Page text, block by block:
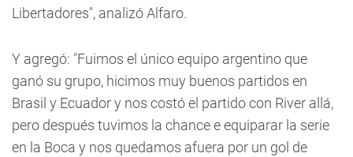
Libertadores", analizó Alfaro.
Y agregó: "Fuimos el único equipo argentino que
ganó su grupo, hicimos muy buenos partidos en
Brasil y Ecuador y nos costó el partido con River allá,
pero después tuvimos la chance e equiparar la serie
en la Boca y nos quedamos afuera por un gol de